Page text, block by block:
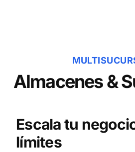
Almacenes &
Escala tu
límites